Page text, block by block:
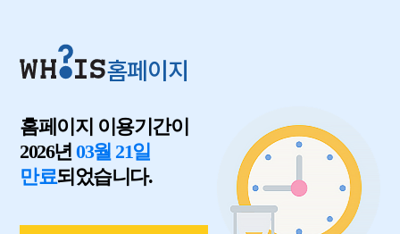
홈페이지
홈페이지 이용기간이
2026년03월 21일
만료되었습니다.